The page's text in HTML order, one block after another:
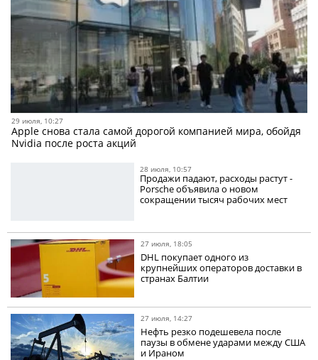
29 июля, 10:27
Apple снова стала самой дорогой компанией мира, обойдя
Nvidia после роста акций
28 июля, 10:57
Продажи падают, расходы растут -
Porsche объявила о новом
сокращении тысяч рабочих мест
27 июля, 18:05
DHL покупает одного из
крупнейших операторов доставки в
странах Балтии
27 июля, 14:27
Нефть резко подешевела после
паузы в обмене ударами между США
и Ираном